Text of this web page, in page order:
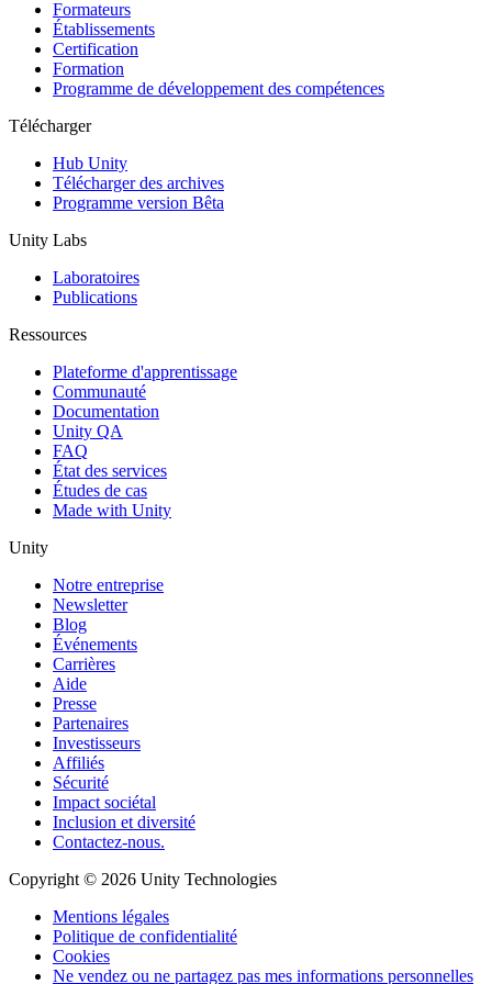
Jeux XR
Lancez des jeux XR sur plusieurs plateformes
Jeux multijoueur
Simplifiez le développement de jeux multijoueurs
Formateurs
Établissements
Certification
Formation
Programme de développement des compétences
Télécharger
Hub Unity
Télécharger des archives
Programme version Bêta
Unity Labs
Laboratoires
Publications
Ressources
Plateforme d'apprentissage
Communauté
Documentation
Unity QA
FAQ
État des services
Études de cas
Made with Unity
Unity
Notre entreprise
Newsletter
Blog
Événements
Carrières
Aide
Presse
Partenaires
Investisseurs
Affiliés
Sécurité
Impact sociétal
Inclusion et diversité
Contactez-nous.
Copyright © 2026 Unity Technologies
Mentions légales
Politique de confidentialité
Cookies
Ne vendez ou ne partagez pas mes informations personnelles